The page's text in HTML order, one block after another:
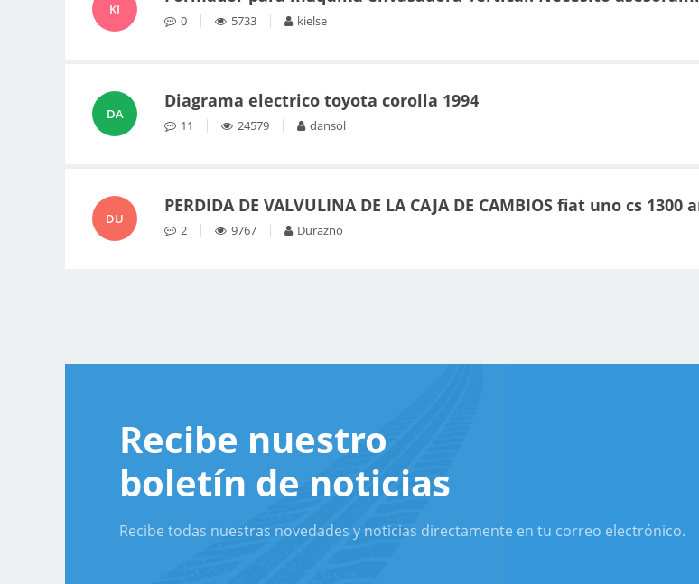
KI
0 5733 kielse
DA
Diagrama electrico toyota corolla 1994
11 24579 dansol
DU
PERDIDA DE VALVULINA DE LA CAJA DE CAMBIOS fiat uno cs 1300
2 9767 Durazno
Recibe nuestro
boletín de noticias
Recibe todas nuestras novedades y noticias directamente en tu correo electrónico.